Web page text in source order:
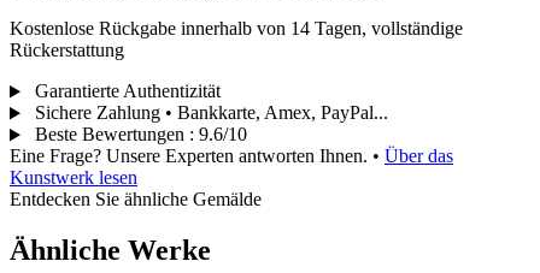
Kostenlose Rückgabe innerhalb von 14 Tagen, vollständige
Rückerstattung
Garantierte Authentizität
Sichere Zahlung • Bankkarte, Amex, PayPal...
Beste Bewertungen : 9.6/10
Eine Frage? Unsere Experten antworten Ihnen. • Über das
Kunstwerk lesen
Entdecken Sie ähnliche Gemälde
Ähnliche Werke